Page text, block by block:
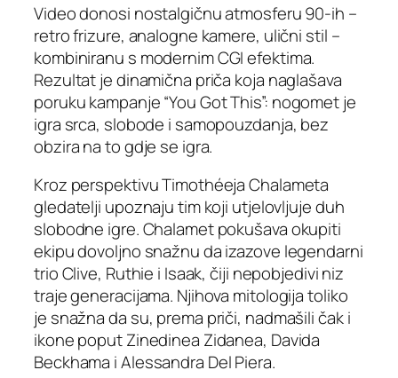
Video donosi nostalgičnu atmosferu 90-ih –
retro frizure, analogne kamere, ulični stil –
kombiniranu s modernim CGI efektima.
Rezultat je dinamična priča koja naglašava
poruku kampanje “You Got This”: nogomet je
igra srca, slobode i samopouzdanja, bez
obzira na to gdje se igra.
Kroz perspektivu Timothéeja Chalameta
gledatelji upoznaju tim koji utjelovljuje duh
slobodne igre. Chalamet pokušava okupiti
ekipu dovoljno snažnu da izazove legendarni
trio Clive, Ruthie i Isaak, čiji nepobjedivi niz
traje generacijama. Njihova mitologija toliko
je snažna da su, prema priči, nadmašili čak i
ikone poput Zinedinea Zidanea, Davida
Beckhama i Alessandra Del Piera.